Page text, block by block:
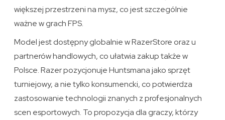
większej przestrzeni na mysz, co jest szczególnie
ważne w grach FPS.
Model jest dostępny globalnie w RazerStore oraz u
partnerów handlowych, co ułatwia zakup także w
Polsce. Razer pozycjonuje Huntsmana jako sprzęt
turniejowy, a nie tylko konsumencki, co potwierdza
zastosowanie technologii znanych z profesjonalnych
scen esportowych. To propozycja dla graczy, którzy